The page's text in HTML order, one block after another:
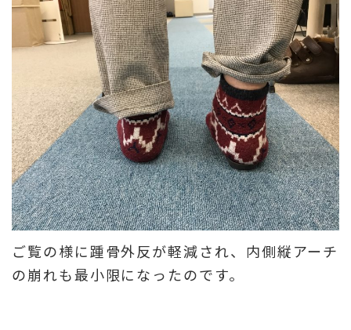
ご覧の様に踵骨外反が軽減され、内側縦アーチ
の崩れも最小限になったのです。